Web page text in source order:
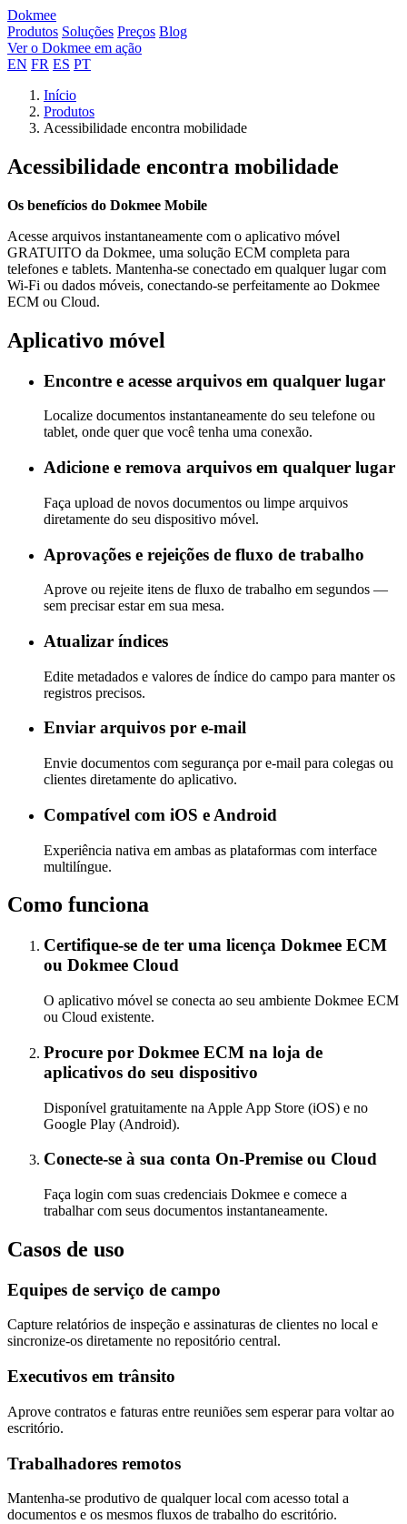
Dokmee
Produtos Soluções Preços Blog
Ver o Dokmee em ação
EN FR ES PT
Início
Produtos
Acessibilidade encontra mobilidade
Acessibilidade encontra mobilidade
Os benefícios do Dokmee Mobile
Acesse arquivos instantaneamente com o aplicativo móvel
GRATUITO da Dokmee, uma solução ECM completa para
telefones e tablets. Mantenha-se conectado em qualquer lugar com
Wi-Fi ou dados móveis, conectando-se perfeitamente ao Dokmee
ECM ou Cloud.
Aplicativo móvel
Encontre e acesse arquivos em qualquer lugar
Localize documentos instantaneamente do seu telefone ou
tablet, onde quer que você tenha uma conexão.
Adicione e remova arquivos em qualquer lugar
Faça upload de novos documentos ou limpe arquivos
diretamente do seu dispositivo móvel.
Aprovações e rejeições de fluxo de trabalho
Aprove ou rejeite itens de fluxo de trabalho em segundos —
sem precisar estar em sua mesa.
Atualizar índices
Edite metadados e valores de índice do campo para manter os
registros precisos.
Enviar arquivos por e-mail
Envie documentos com segurança por e-mail para colegas ou
clientes diretamente do aplicativo.
Compatível com iOS e Android
Experiência nativa em ambas as plataformas com interface
multilíngue.
Como funciona
Certifique-se de ter uma licença Dokmee ECM
ou Dokmee Cloud
O aplicativo móvel se conecta ao seu ambiente Dokmee ECM
ou Cloud existente.
Procure por Dokmee ECM na loja de
aplicativos do seu dispositivo
Disponível gratuitamente na Apple App Store (iOS) e no
Google Play (Android).
Conecte-se à sua conta On-Premise ou Cloud
Faça login com suas credenciais Dokmee e comece a
trabalhar com seus documentos instantaneamente.
Casos de uso
Equipes de serviço de campo
Capture relatórios de inspeção e assinaturas de clientes no local e
sincronize-os diretamente no repositório central.
Executivos em trânsito
Aprove contratos e faturas entre reuniões sem esperar para voltar ao
escritório.
Trabalhadores remotos
Mantenha-se produtivo de qualquer local com acesso total a
documentos e os mesmos fluxos de trabalho do escritório.